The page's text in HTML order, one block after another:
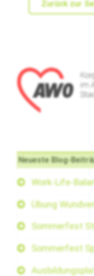
Zurück zur
Neueste Blog-
Work-Life-
Übung
Sommerfest
Sommerfest